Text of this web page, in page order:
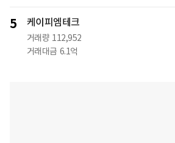
5 케이피엠테크
거래량 112,952
거래대금 6.1억